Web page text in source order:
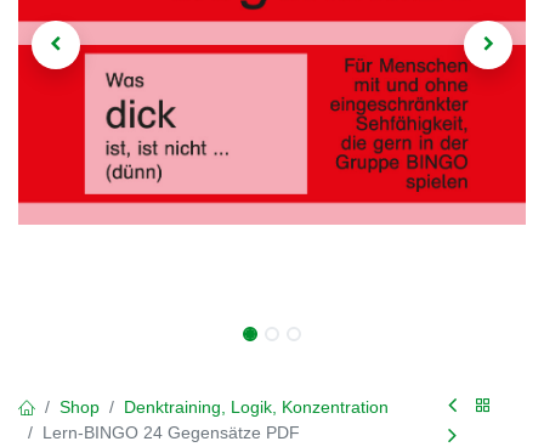
Shop
Denktraining, Logik, Konzentration
Lern-BINGO 24 Gegensätze PDF